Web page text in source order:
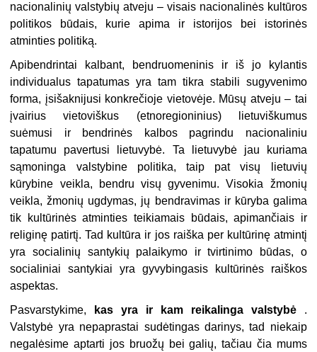
nacionalinių valstybių atveju – visais nacionalinės kultūros
politikos būdais, kurie apima ir istorijos bei istorinės
atminties politiką.
Apibendrintai kalbant, bendruomeninis ir iš jo kylantis
individualus tapatumas yra tam tikra stabili sugyvenimo
forma, įsišaknijusi konkrečioje vietovėje. Mūsų atveju – tai
įvairius vietoviškus (etnoregioninius) lietuviškumus
suėmusi ir bendrinės kalbos pagrindu nacionaliniu
tapatumu pavertusi lietuvybė. Ta lietuvybė jau kuriama
sąmoninga valstybine politika, taip pat visų lietuvių
kūrybine veikla, bendru visų gyvenimu. Visokia žmonių
veikla, žmonių ugdymas, jų bendravimas ir kūryba galima
tik kultūrinės atminties teikiamais būdais, apimančiais ir
religinę patirtį. Tad kultūra ir jos raiška per kultūrinę atmintį
yra socialinių santykių palaikymo ir tvirtinimo būdas, o
socialiniai santykiai yra gyvybingasis kultūrinės raiškos
aspektas.
Pasvarstykime,
kas yra ir kam reikalinga valstybė.
Valstybė yra nepaprastai sudėtingas darinys, tad niekaip
negalėsime aptarti jos bruožų bei galių, tačiau čia mums